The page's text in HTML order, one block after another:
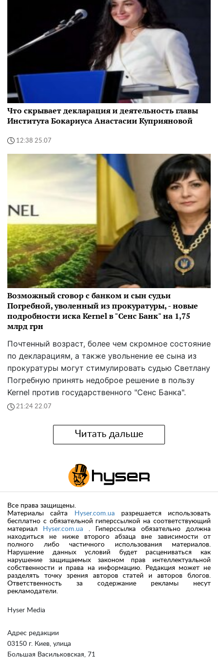
Что скрывает декларация и деятельность главы
Института Бокариуса Анастасии Куприяновой
12:38 25.07
Возможный сговор с банком и сын судьи
Погребной, уволенный из прокуратуры, - новые
подробности иска Kernel в "Сенс Банк" на 1,75
млрд грн
Почтенный возраст, более чем скромное состояние
по декларациям, а также увольнение ее сына из
прокуратуры могут стимулировать судью Светлану
Погребную принять недоброе решение в пользу
Kernel против государственного "Сенс Банка".
21:24 22.07
Читать дальше
Hyser Media
Адрес редакции
03150 г. Киев, улица
Большая Васильковская, 71
Все права защищены.
Материалы сайта
Hyser.com.ua разрешается использовать
бесплатно с обязательной гиперссылкой на соответствующий
материал
Hyser.com.ua . Гиперссылка обязательно должна
находиться не ниже второго абзаца вне зависимости от
полного либо частичного использования материалов.
Нарушение данных условий будет расцениваться как
нарушение защищаемых законом прав интеллектуальной
собственности и права на информацию. Редакция может не
разделять точку зрения авторов статей и авторов блогов.
Ответственность за содержание рекламы несут
рекламодатели.